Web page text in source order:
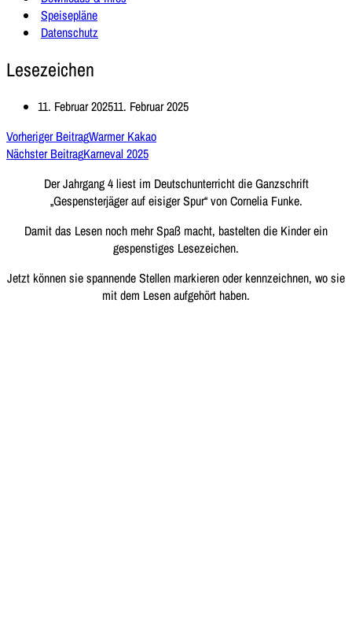
Speisepläne
Datenschutz
Lesezeichen
11. Februar 202511. Februar 2025
Vorheriger BeitragWarmer Kakao
Nächster BeitragKarneval 2025
Der Jahrgang 4 liest im Deutschunterricht die Ganzschrift
„Gespensterjäger auf eisiger Spur“ von Cornelia Funke.
Damit das Lesen noch mehr Spaß macht, bastelten die Kinder ein
gespenstiges Lesezeichen.
Jetzt können sie spannende Stellen markieren oder kennzeichnen, wo sie
mit dem Lesen aufgehört haben.